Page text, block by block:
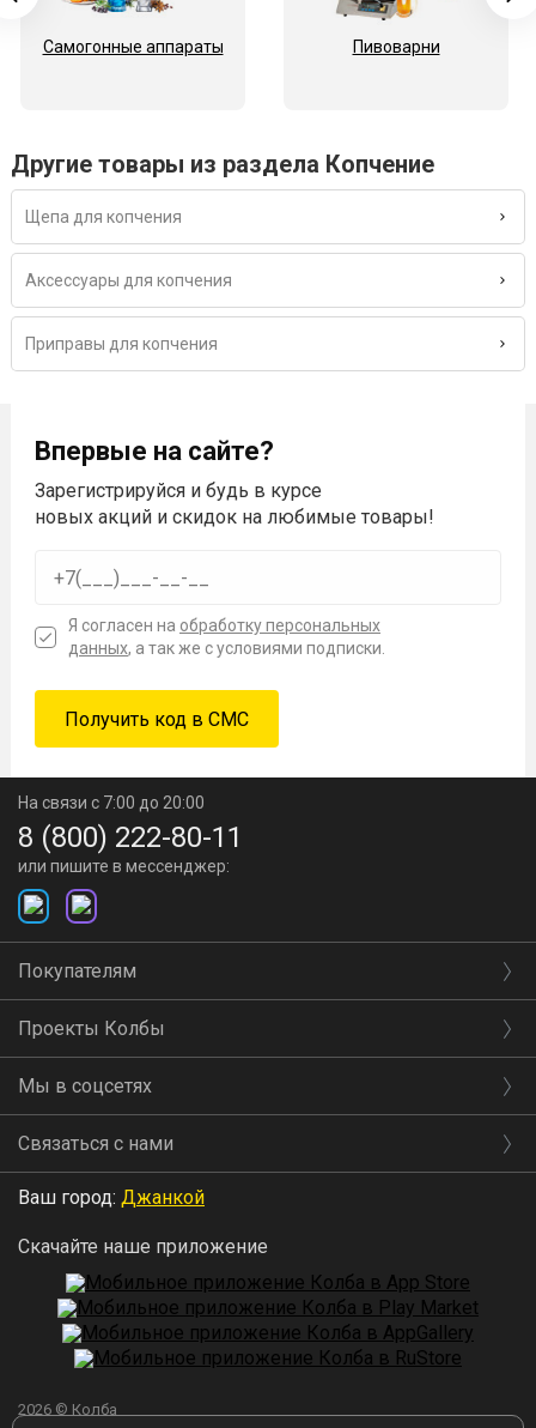
Самогонные аппараты Пивоварни
Другие товары из раздела Копчение
Щепа для копчения
Аксессуары для копчения
Приправы для копчения
Впервые на сайте?
Зарегистрируйся и будь в курсе
новых акций и скидок на любимые товары!
Я согласен на обработку персональных
данных, а так же с условиями подписки.
На связи с 7:00 до 20:00
8 (800) 222-80-11
или пишите в мессенджер:
Покупателям
Проекты Колбы
Мы в соцсетях
Связаться с нами
Ваш город: Джанкой
Скачайте наше приложение
2026 © Колба